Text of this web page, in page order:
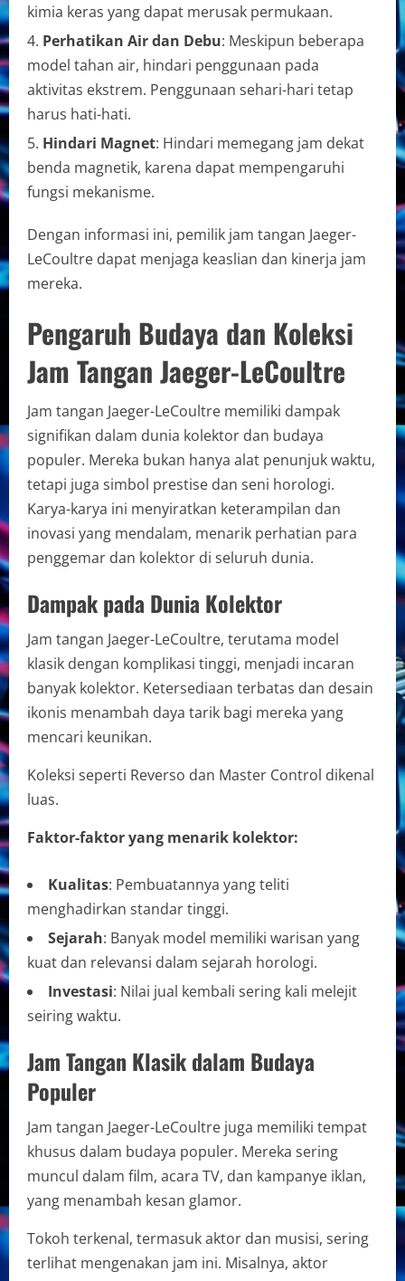
kimia keras yang dapat merusak permukaan.
Perhatikan Air dan Debu: Meskipun beberapa
model tahan air, hindari penggunaan pada
aktivitas ekstrem. Penggunaan sehari-hari tetap
harus hati-hati.
Hindari Magnet: Hindari memegang jam dekat
benda magnetik, karena dapat mempengaruhi
fungsi mekanisme.
Dengan informasi ini, pemilik jam tangan Jaeger-
LeCoultre dapat menjaga keaslian dan kinerja jam
mereka.
Pengaruh Budaya dan Koleksi
Jam Tangan Jaeger-LeCoultre
Jam tangan Jaeger-LeCoultre memiliki dampak
signifikan dalam dunia kolektor dan budaya
populer. Mereka bukan hanya alat penunjuk waktu,
tetapi juga simbol prestise dan seni horologi.
Karya-karya ini menyiratkan keterampilan dan
inovasi yang mendalam, menarik perhatian para
penggemar dan kolektor di seluruh dunia.
Dampak pada Dunia Kolektor
Jam tangan Jaeger-LeCoultre, terutama model
klasik dengan komplikasi tinggi, menjadi incaran
banyak kolektor. Ketersediaan terbatas dan desain
ikonis menambah daya tarik bagi mereka yang
mencari keunikan.
Koleksi seperti Reverso dan Master Control dikenal
luas.
Faktor-faktor yang menarik kolektor:
Kualitas: Pembuatannya yang teliti
menghadirkan standar tinggi.
Sejarah: Banyak model memiliki warisan yang
kuat dan relevansi dalam sejarah horologi.
Investasi: Nilai jual kembali sering kali melejit
seiring waktu.
Jam Tangan Klasik dalam Budaya
Populer
Jam tangan Jaeger-LeCoultre juga memiliki tempat
khusus dalam budaya populer. Mereka sering
muncul dalam film, acara TV, dan kampanye iklan,
yang menambah kesan glamor.
Tokoh terkenal, termasuk aktor dan musisi, sering
terlihat mengenakan jam ini. Misalnya, aktor